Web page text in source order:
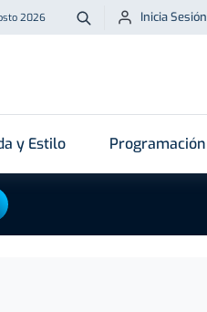
2026 Buscar
Inicia Sesión
y Estilo Programación